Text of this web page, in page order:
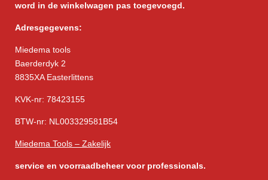
word in de winkelwagen pas toegevoegd.
Adresgegevens:
Miedema tools
Baerderdyk 2
8835XA Easterlittens
KVK-nr: 78423155
BTW-nr: NL003329581B54
Miedema Tools – Zakelijk
service en voorraadbeheer voor professionals.